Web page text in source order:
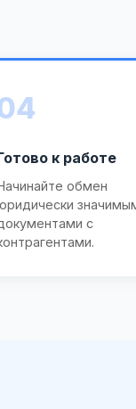
к работе
обмен
с